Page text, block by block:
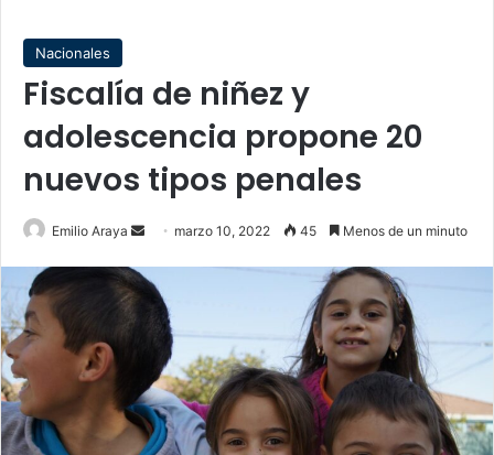
Nacionales
Fiscalía de niñez y
adolescencia propone 20
nuevos tipos penales
Emilio Araya
Send
email
marzo 10, 2022 45 Menos de un minuto